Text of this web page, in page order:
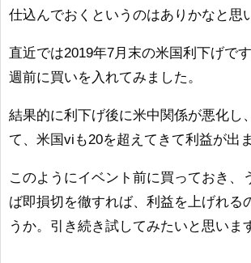
仕込んでおくというのはありかなと思
直近では2019年7月末の米国利下げで
週前に買いを入れてみました。
結果的に利下げ後に米中関係が悪化し
て、米国viも20を超えてきて利益が出
このようにイベント前に買っておき、
ば即損切を徹すれば、利益を上げれる
うか。引き続き試してみたいと思いま